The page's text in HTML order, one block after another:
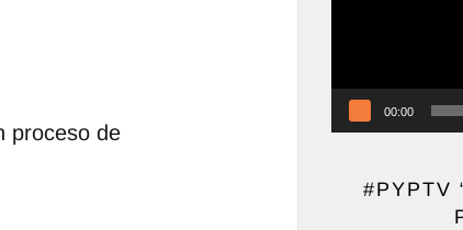
proceso de
00:00
#PYPTV